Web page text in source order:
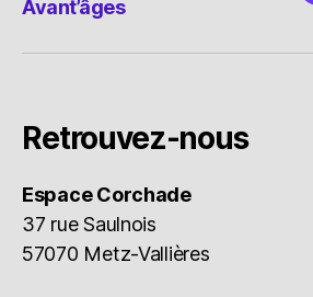
Avant’âges
Retrouvez-nous
Espace Corchade
37 rue Saulnois
57070 Metz-Vallières